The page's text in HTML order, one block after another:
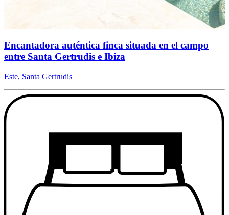
Encantadora auténtica finca situada en el campo
entre Santa Gertrudis e Ibiza
Este, Santa Gertrudis